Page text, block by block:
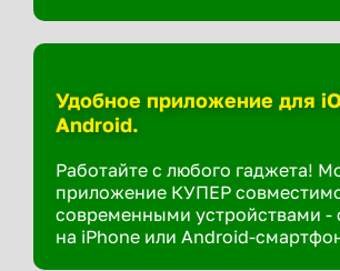
Удобное приложение для
Android.
Работайте с любого гаджета!
приложение КУПЕР
современными устройствами -
на iPhone или Android-